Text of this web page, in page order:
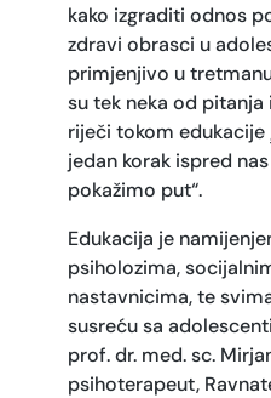
kako izgraditi odnos
zdravi obrasci u
primjenjivo u
su tek neka od
riječi tokom edukacije
jedan korak ispred
pokažimo put“.
Edukacija je
psiholozima,
nastavnicima, te
susreću sa
prof. dr. med. sc.
psihoterapeut,